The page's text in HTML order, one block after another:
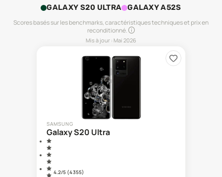
GALAXY S20 ULTRA GALAXY A52S
Scores basés sur les benchmarks, caractéristiques techniques et prix en
reconditionné.
Mis à jour : Mai 2026
SAMSUNG
Galaxy S20 Ultra
4.2/5 (4 355)